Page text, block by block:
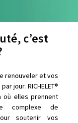
c’est
renouveler et vos
jour. RICHELET®
où elles prennent
complexe de
soutenir vos